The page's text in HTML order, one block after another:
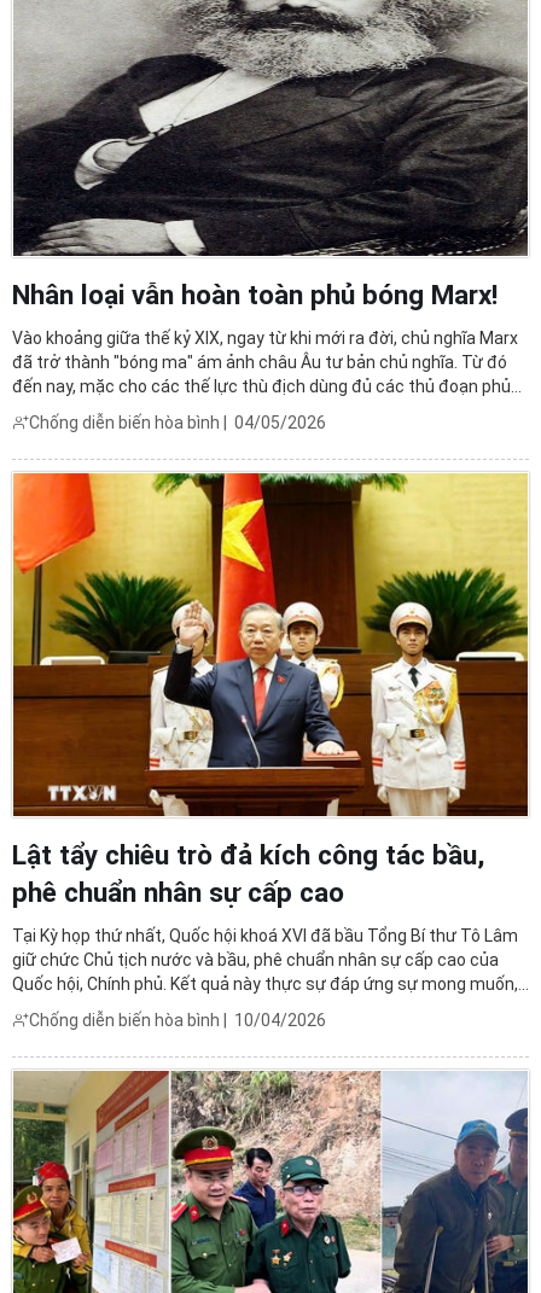
Nhân loại vẫn hoàn toàn phủ bóng Marx!
Vào khoảng giữa thế kỷ XIX, ngay từ khi mới ra đời, chủ nghĩa Marx
đã trở thành "bóng ma" ám ảnh châu Âu tư bản chủ nghĩa. Từ đó
đến nay, mặc cho các thế lực thù địch dùng đủ các thủ đoạn phủ
nhận và bôi đen, chủ nghĩa Marx vẫn sừng sững là một học thuyết
có ảnh hưởng sâu rộng đến tiến trình phát ...
Chống diễn biến hòa bình 04/05/2026
Lật tẩy chiêu trò đả kích công tác bầu,
phê chuẩn nhân sự cấp cao
Tại Kỳ họp thứ nhất, Quốc hội khoá XVI đã bầu Tổng Bí thư Tô Lâm
giữ chức Chủ tịch nước và bầu, phê chuẩn nhân sự cấp cao của
Quốc hội, Chính phủ. Kết quả này thực sự đáp ứng sự mong muốn,
kỳ vọng của toàn Đảng, toàn dân.
Chống diễn biến hòa bình 10/04/2026